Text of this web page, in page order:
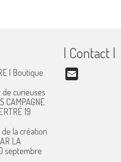
| Boutique
curieuses
CAMPAGNE
19
la création
LA
septembre
| Contact |